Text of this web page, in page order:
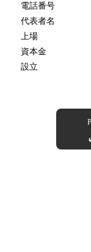
電話番号
代表者名
上場
資本金
設立